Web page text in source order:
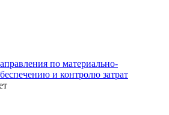
по материально-
и контролю затрат